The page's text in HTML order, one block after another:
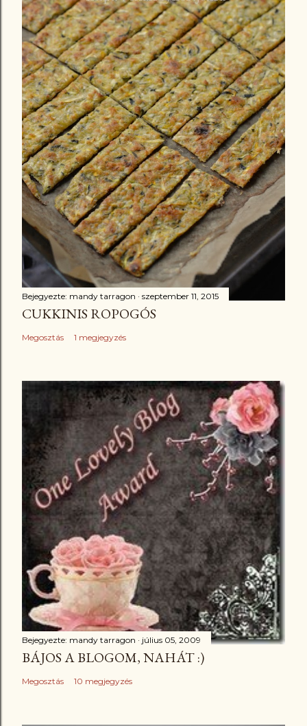
Bejegyezte: mandy tarragon szeptember 11, 2015
CUKKINIS ROPOGÓS
Megosztás 1 megjegyzés
Bejegyezte: mandy tarragon július 05, 2009
BÁJOS A BLOGOM, NAHÁT :)
Megosztás 10 megjegyzés